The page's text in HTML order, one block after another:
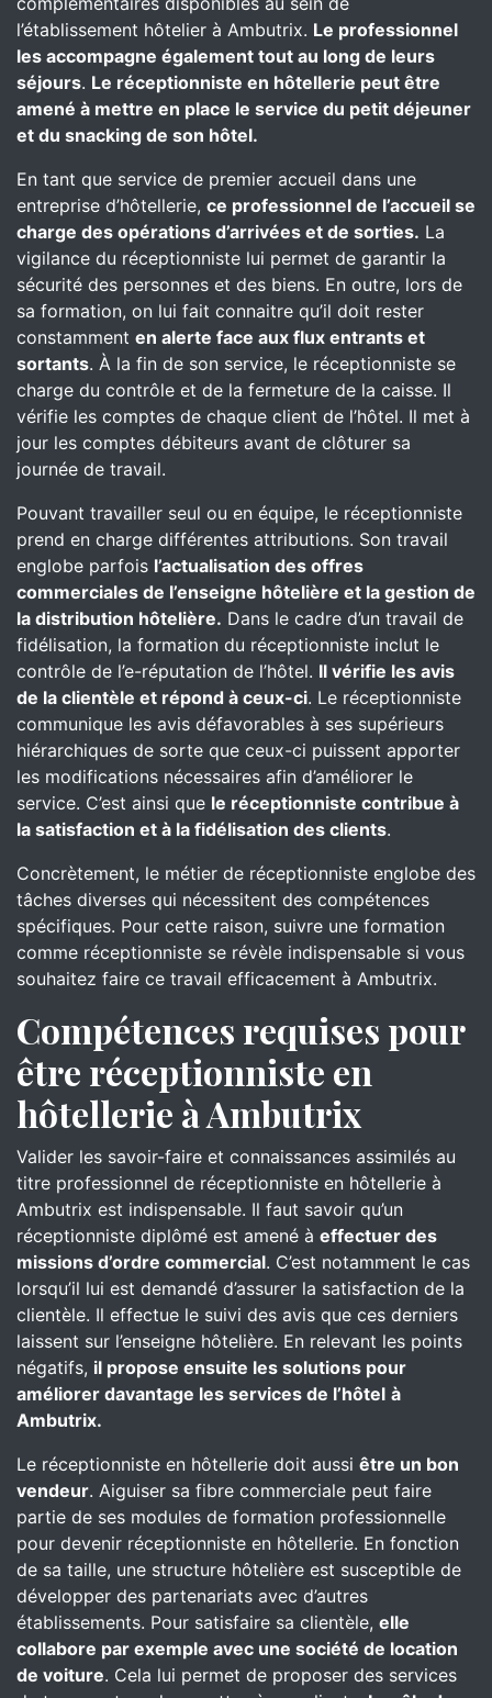
l’établissement hôtelier à Ambutrix. Le professionnel
les accompagne également tout au long de leurs
séjours. Le réceptionniste en hôtellerie peut être
amené à mettre en place le service du petit déjeuner
et du snacking de son hôtel.
En tant que service de premier accueil dans une
entreprise d’hôtellerie, ce professionnel de l’accueil se
charge des opérations d’arrivées et de sorties. La
vigilance du réceptionniste lui permet de garantir la
sécurité des personnes et des biens. En outre, lors de
sa formation, on lui fait connaitre qu’il doit rester
constamment en alerte face aux flux entrants et
sortants. À la fin de son service, le réceptionniste se
charge du contrôle et de la fermeture de la caisse. Il
vérifie les comptes de chaque client de l’hôtel. Il met à
jour les comptes débiteurs avant de clôturer sa
journée de travail.
Pouvant travailler seul ou en équipe, le réceptionniste
prend en charge différentes attributions. Son travail
englobe parfois l’actualisation des offres
commerciales de l’enseigne hôtelière et la gestion de
la distribution hôtelière. Dans le cadre d’un travail de
fidélisation, la formation du réceptionniste inclut le
contrôle de l’e-réputation de l’hôtel. Il vérifie les avis
de la clientèle et répond à ceux-ci. Le réceptionniste
communique les avis défavorables à ses supérieurs
hiérarchiques de sorte que ceux-ci puissent apporter
les modifications nécessaires afin d’améliorer le
service. C’est ainsi que le réceptionniste contribue à
la satisfaction et à la fidélisation des clients.
Concrètement, le métier de réceptionniste englobe des
tâches diverses qui nécessitent des compétences
spécifiques. Pour cette raison, suivre une formation
comme réceptionniste se révèle indispensable si vous
souhaitez faire ce travail efficacement à Ambutrix.
Compétences requises pour
être réceptionniste en
hôtellerie à Ambutrix
Valider les savoir-faire et connaissances assimilés au
titre professionnel de réceptionniste en hôtellerie à
Ambutrix est indispensable. Il faut savoir qu’un
réceptionniste diplômé est amené à effectuer des
missions d’ordre commercial. C’est notamment le cas
lorsqu’il lui est demandé d’assurer la satisfaction de la
clientèle. Il effectue le suivi des avis que ces derniers
laissent sur l’enseigne hôtelière. En relevant les points
négatifs, il propose ensuite les solutions pour
améliorer davantage les services de l’hôtel à
Ambutrix.
Le réceptionniste en hôtellerie doit aussi être un bon
vendeur. Aiguiser sa fibre commerciale peut faire
partie de ses modules de formation professionnelle
pour devenir réceptionniste en hôtellerie. En fonction
de sa taille, une structure hôtelière est susceptible de
développer des partenariats avec d’autres
établissements. Pour satisfaire sa clientèle, elle
collabore par exemple avec une société de location
de voiture. Cela lui permet de proposer des services